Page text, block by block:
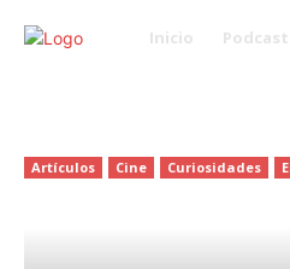
Inicio Podcast
Artículos Cine Curiosidades